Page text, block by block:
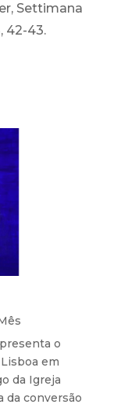
Settimana
42-43.
o
em
da Igreja
da conversão